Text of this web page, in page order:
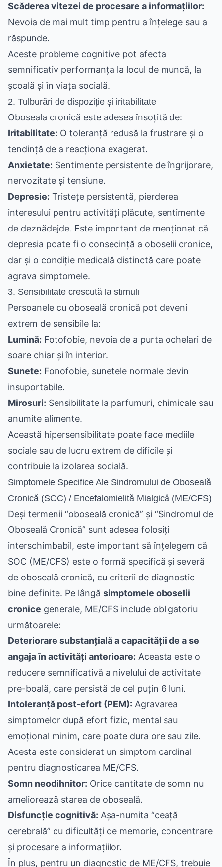
Scăderea vitezei de procesare a informațiilor:
Nevoia de mai mult timp pentru a înțelege sau a
răspunde.
Aceste probleme cognitive pot afecta
semnificativ performanța la locul de muncă, la
școală și în viața socială.
2. Tulburări de dispoziție și iritabilitate
Oboseala cronică este adesea însoțită de:
Iritabilitate: O toleranță redusă la frustrare și o
tendință de a reacționa exagerat.
Anxietate: Sentimente persistente de îngrijorare,
nervozitate și tensiune.
Depresie: Tristețe persistentă, pierderea
interesului pentru activități plăcute, sentimente
de deznădejde. Este important de menționat că
depresia poate fi o consecință a oboselii cronice,
dar și o condiție medicală distinctă care poate
agrava simptomele.
3. Sensibilitate crescută la stimuli
Persoanele cu oboseală cronică pot deveni
extrem de sensibile la:
Lumină: Fotofobie, nevoia de a purta ochelari de
soare chiar și în interior.
Sunete: Fonofobie, sunetele normale devin
insuportabile.
Mirosuri: Sensibilitate la parfumuri, chimicale sau
anumite alimente.
Această hipersensibilitate poate face mediile
sociale sau de lucru extrem de dificile și
contribuie la izolarea socială.
Simptomele Specifice Ale Sindromului de Oboseală
Cronică (SOC) / Encefalomielită Mialgică (ME/CFS)
Deși termenii “oboseală cronică” și “Sindromul de
Oboseală Cronică” sunt adesea folosiți
interschimbabil, este important să înțelegem că
SOC (ME/CFS) este o formă specifică și severă
de oboseală cronică, cu criterii de diagnostic
bine definite. Pe lângă simptomele oboselii
cronice generale, ME/CFS include obligatoriu
următoarele:
Deteriorare substanțială a capacității de a se
angaja în activități anterioare: Aceasta este o
reducere semnificativă a nivelului de activitate
pre-boală, care persistă de cel puțin 6 luni.
Intoleranță post-efort (PEM): Agravarea
simptomelor după efort fizic, mental sau
emoțional minim, care poate dura ore sau zile.
Acesta este considerat un simptom cardinal
pentru diagnosticarea ME/CFS.
Somn neodihnitor: Orice cantitate de somn nu
ameliorează starea de oboseală.
Disfuncție cognitivă: Așa-numita “ceață
cerebrală” cu dificultăți de memorie, concentrare
și procesare a informațiilor.
În plus, pentru un diagnostic de ME/CFS, trebuie